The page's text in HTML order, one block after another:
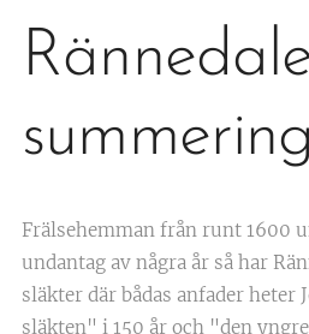
summering
Frälsehemman från runt 1600
undantag av några år så har
släkter där bådas anfader heter
släkten" i 150 år och "den